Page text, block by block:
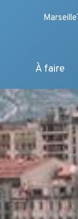
À faire